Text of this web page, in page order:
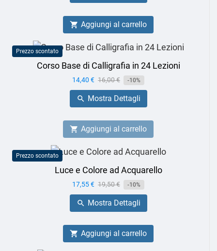
 Aggiungi al carrello
Prezzo scontato
Corso Base di Calligrafia in 24 Lezioni
Prezzo
14,40 € Prezzo
base
16,00 € -10%
 Mostra Dettagli
 Aggiungi al carrello
Prezzo scontato
Luce e Colore ad Acquarello
Prezzo
17,55 € Prezzo
base
19,50 € -10%
 Mostra Dettagli
 Aggiungi al carrello